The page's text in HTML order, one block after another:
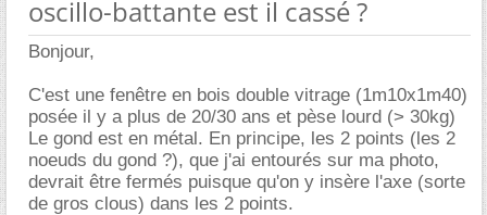
oscillo-battante est il cassé ?
Bonjour,
C'est une fenêtre en bois double vitrage (1m10x1m40)
posée il y a plus de 20/30 ans et pèse lourd (> 30kg)
Le gond est en métal. En principe, les 2 points (les 2
noeuds du gond ?), que j'ai entourés sur ma photo,
devrait être fermés puisque qu'on y insère l'axe (sorte
de gros clous) dans les 2 points.